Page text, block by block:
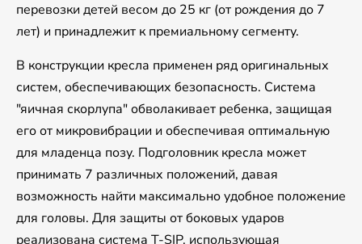
перевозки детей весом до 25 кг (от рождения до 7
лет) и принадлежит к премиальному сегменту.
В конструкции кресла применен ряд оригинальных
систем, обеспечивающих безопасность. Система
"яичная скорлупа" обволакивает ребенка, защищая
его от микровибрации и обеспечивая оптимальную
для младенца позу. Подголовник кресла может
принимать 7 различных положений, давая
возможность найти максимально удобное положение
для головы. Для защиты от боковых ударов
реализована система T-SIP, использующая